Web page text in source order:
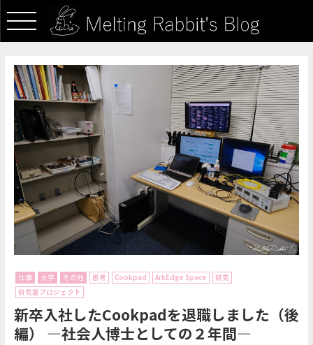
仕事 大学 その他 思考 Cookpad ArkEdge Space
研究
研究室プロジェクト
新卒入社したCookpadを退職しました（後
編） ―社会人博士としての２年間―